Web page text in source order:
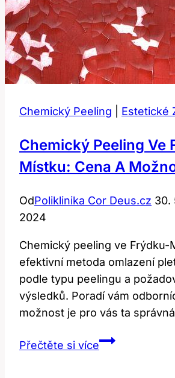
Chemický Peeling Estetické
Chemický Peeling Ve
Místku: Cena A
OdPoliklinika Cor Deus.cz 30.
2024
Chemický peeling ve Frýdku-
efektivní metoda omlazení
podle typu peelingu a
výsledků. Poradí vám
možnost je pro vás ta
Přečtěte si víceChemický